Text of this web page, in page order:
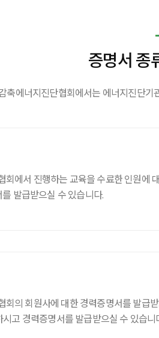
증명서 종
축에너지진단협회에서는 에너지진단
에서 진행하는 교육을 수료한 인원에
발급받으실 수 있습니다.
의 회원사에 대한 경력증명서를 발급
고 경력증명서를 발급받으실 수 있습니